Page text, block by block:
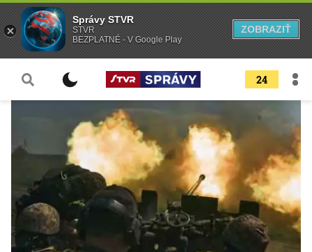
24
Správy STVR
STVR
BEZPLATNÉ - V Google Play
ZOBRAZIŤ